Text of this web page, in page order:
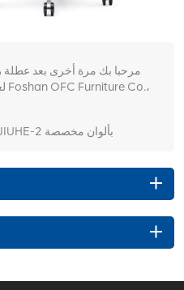
مرحبا بك مرة أخرى بعد عطلة
كرسي مكتب جلدي مريح JIUHE-2 بألوان مخصصة